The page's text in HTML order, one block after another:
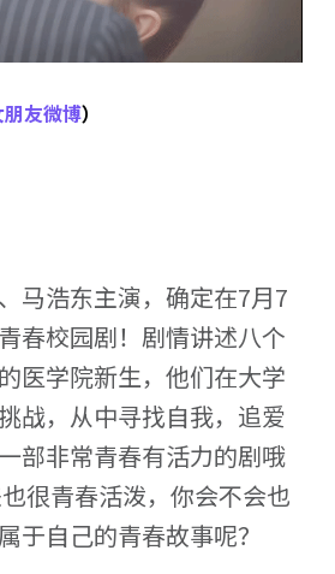
友微博）
马浩东主演，确定在7月7
春校园剧！剧情讲述八个
医学院新生，他们在大学
战，从中寻找自我，追爱
部非常青春有活力的剧哦
很青春活泼，你会不会也
于自己的青春故事呢？